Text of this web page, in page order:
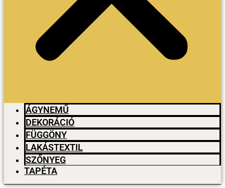
ÁGYNEMŰ
DEKORÁCIÓ
FÜGGÖNY
LAKÁSTEXTIL
SZŐNYEG
TAPÉTA